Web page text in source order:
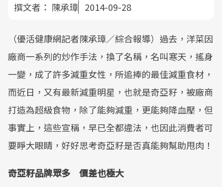
撰文者： 陳承璋 2014-09-28
（優活健康網記者陳承璋／綜合報導）過去，洋菜因
廠商一系列的炒作手法，換了名稱，名叫寒天，搖身
一變，成了許多減重女性，所追捧的最佳減重食材，
而近日，又有最新減重明星，也就是奇亞籽，被廠商
打造為超級食物，除了能夠減重，更能夠降血壓，但
事實上，這些宣稱，早已全都違法，也因此消費者可
要睜大眼睛，好好思考奇亞籽是否真能夠幫助甩肉！
奇亞籽品牌眾多 價差也極大